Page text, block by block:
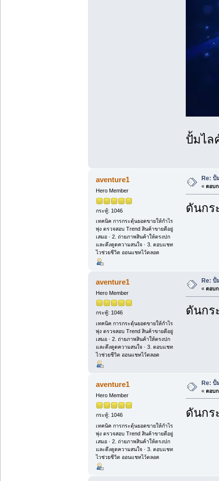
ปั้มไล
aventure1
Hero Member
กระทู้: 1046
เทคนิค การกระตุ้นยอดขายให้กำไร
พุ่ง ตรวจสอบ Trend สินค้าขายดีอยู่
เสมอ · 2. ถ่ายภาพสินค้าให้ตรงปก
และดึงดูดความสนใจ · 3. ตอบแชท
ไวช่วยชีวิต ออนแชทไว้ตลอด
Re: ปั้
« ตอบก
ดันก
aventure1
Hero Member
กระทู้: 1046
เทคนิค การกระตุ้นยอดขายให้กำไร
พุ่ง ตรวจสอบ Trend สินค้าขายดีอยู่
เสมอ · 2. ถ่ายภาพสินค้าให้ตรงปก
และดึงดูดความสนใจ · 3. ตอบแชท
ไวช่วยชีวิต ออนแชทไว้ตลอด
Re: ปั้
« ตอบก
ดันก
aventure1
Hero Member
กระทู้: 1046
เทคนิค การกระตุ้นยอดขายให้กำไร
พุ่ง ตรวจสอบ Trend สินค้าขายดีอยู่
เสมอ · 2. ถ่ายภาพสินค้าให้ตรงปก
และดึงดูดความสนใจ · 3. ตอบแชท
ไวช่วยชีวิต ออนแชทไว้ตลอด
Re: ปั้
« ตอบก
ดันก